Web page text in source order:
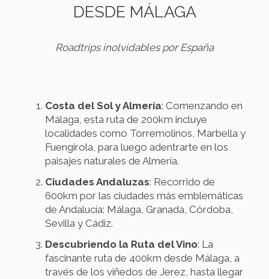
DESDE MÁLAGA
Roadtrips inolvidables por España
Costa del Sol y Almería: Comenzando en
Málaga, esta ruta de 200km incluye
localidades como Torremolinos, Marbella y
Fuengirola, para luego adentrarte en los
paisajes naturales de Almería.
Ciudades Andaluzas: Recorrido de
600km por las ciudades más emblemáticas
de Andalucía: Málaga, Granada, Córdoba,
Sevilla y Cádiz.
Descubriendo la Ruta del Vino: La
fascinante ruta de 400km desde Málaga, a
través de los viñedos de Jerez, hasta llegar